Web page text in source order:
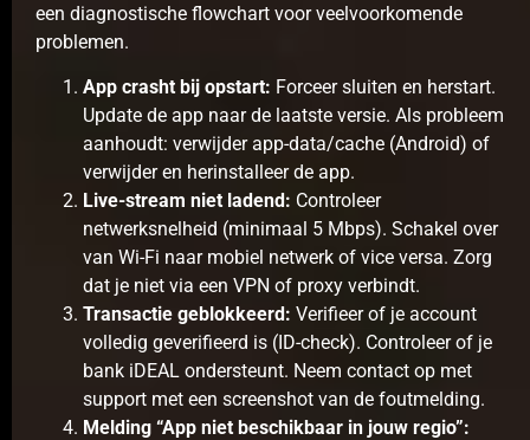
een diagnostische flowchart voor veelvoorkomende
problemen.
App crasht bij opstart: Forceer sluiten en herstart.
Update de app naar de laatste versie. Als probleem
aanhoudt: verwijder app-data/cache (Android) of
verwijder en herinstalleer de app.
Live-stream niet ladend: Controleer
netwerksnelheid (minimaal 5 Mbps). Schakel over
van Wi-Fi naar mobiel netwerk of vice versa. Zorg
dat je niet via een VPN of proxy verbindt.
Transactie geblokkeerd: Verifieer of je account
volledig geverifieerd is (ID-check). Controleer of je
bank iDEAL ondersteunt. Neem contact op met
support met een screenshot van de foutmelding.
Melding “App niet beschikbaar in jouw regio”: